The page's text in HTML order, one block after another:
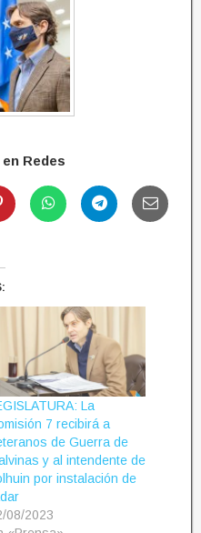
Redes
La
7 recibirá a
de Guerra de
y al intendente de
por instalación de
08/2023